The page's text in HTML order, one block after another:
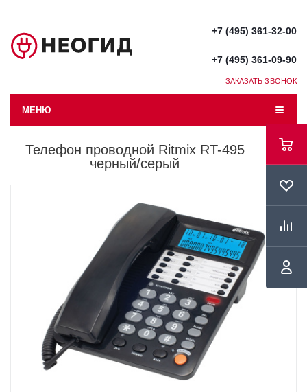
+7 (495) 361-32-00
+7 (495) 361-09-90
ЗАКАЗАТЬ ЗВОНОК
МЕНЮ
Телефон проводной Ritmix RT-495
черный/серый